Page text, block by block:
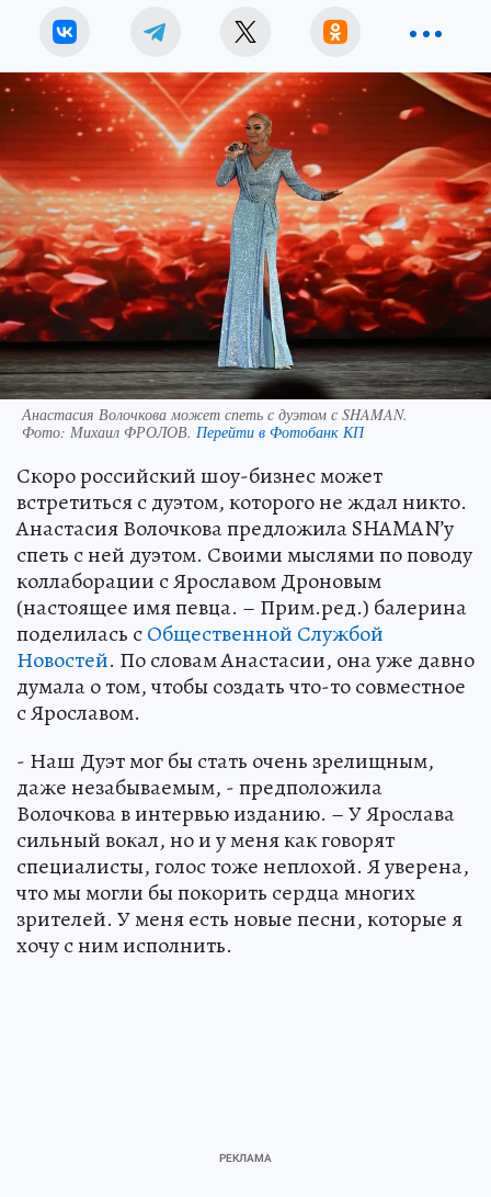
Анастасия Волочкова может спеть с дуэтом с SHAMAN.
Фото: Михаил ФРОЛОВ. Перейти в Фотобанк КП
Скоро российский шоу-бизнес может
встретиться с дуэтом, которого не ждал никто.
Анастасия Волочкова предложила SHAMAN’у
спеть с ней дуэтом. Своими мыслями по поводу
коллаборации с Ярославом Дроновым
(настоящее имя певца. – Прим.ред.) балерина
поделилась сОбщественной Службой
Новостей. По словам Анастасии, она уже давно
думала о том, чтобы создать что-то совместное
с Ярославом.
- Наш Дуэт мог бы стать очень зрелищным,
даже незабываемым, - предположила
Волочкова в интервью изданию. – У Ярослава
сильный вокал, но и у меня как говорят
специалисты, голос тоже неплохой. Я уверена,
что мы могли бы покорить сердца многих
зрителей. У меня есть новые песни, которые я
хочу с ним исполнить.